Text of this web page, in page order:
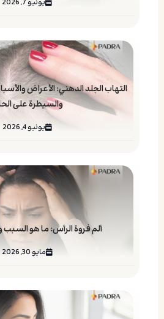
يونيو 7, 2026
التهاب الجلد الدهني: الأعراض
والسيطرة على
يونيو 4, 2026
ألم فروة الرأس: ما هو السبب
مايو 30, 2026